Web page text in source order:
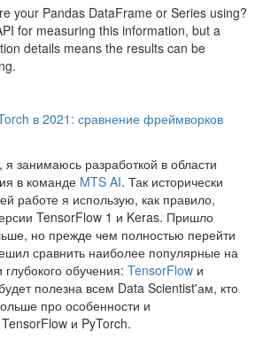
your Pandas DataFrame or Series using?
for measuring this information, but a
details means the results can be
в 2021: сравнение фреймворков
занимаюсь разработкой в области
в команде MTS AI. Так исторически
работе я использую, как правило,
TensorFlow 1 и Keras. Пришло
но прежде чем полностью перейти
сравнить наиболее популярные на
обучения: TensorFlow и
полезна всем Data Scientist'ам, кто
про особенности и
и PyTorch.